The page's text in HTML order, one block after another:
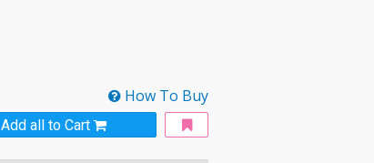
How To Buy
Add all to Cart